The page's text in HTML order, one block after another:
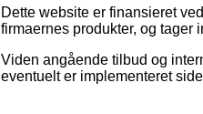
Dette website er finansieret
firmaernes produkter, og
Viden angående tilbud og
eventuelt er implementeret